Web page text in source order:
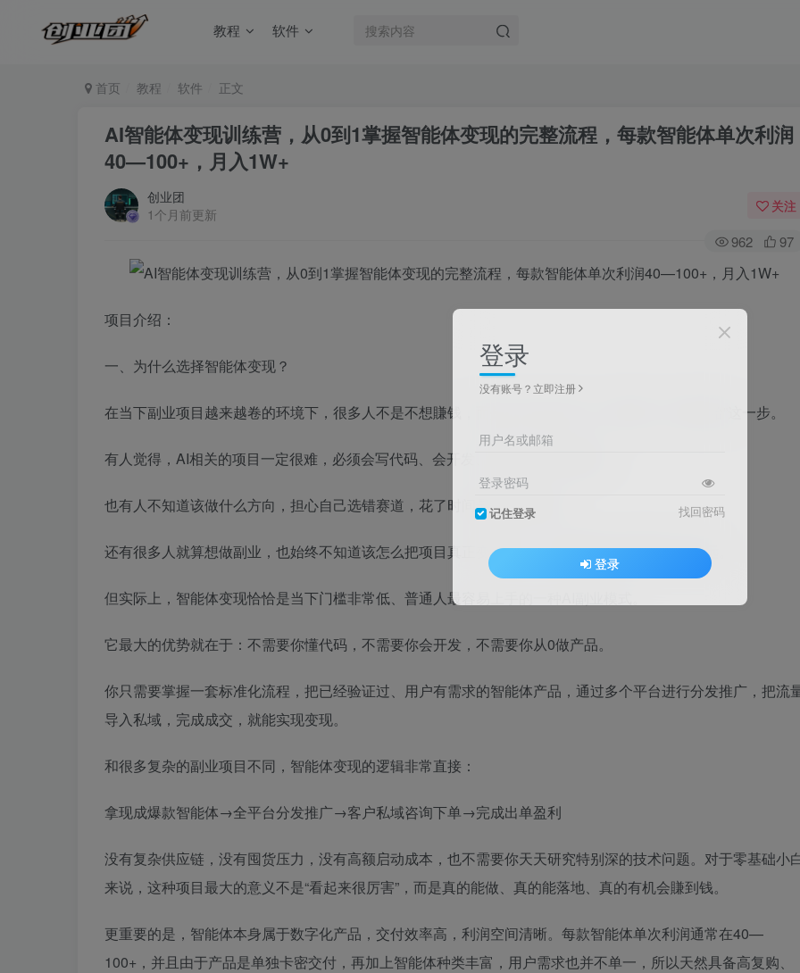
教程 软件
首页 教程 软件 正文
AI智能体变现训练营，从0到1掌握智能体变现的完整流程，每款智能体单次利润
40—100+，月入1W+
创业团
1个月前更新
关注
962 97
项目介绍：
一、为什么选择智能体变现？
在当下副业项目越来越卷的环境下，很多人不是不想賺钱，而是一直卡在“不会、看不懂、不敢开始”这一步。
有人觉得，AI相关的项目一定很难，必须会写代码、会开发、懂技术才有资格做；
也有人不知道该做什么方向，担心自己选错赛道，花了时间最后没有结果；
还有很多人就算想做副业，也始终不知道该怎么把项目真正变成收入，觉得賺钱这件事离自己很远。
但实际上，智能体变现恰恰是当下门槛非常低、普通人最容易上手的一种AI副业模式。
它最大的优势就在于：不需要你懂代码，不需要你会开发，不需要你从0做产品。
你只需要掌握一套标准化流程，把已经验证过、用户有需求的智能体产品，通过多个平台进行分发推广，把流
导入私域，完成成交，就能实现变现。
和很多复杂的副业项目不同，智能体变现的逻辑非常直接：
拿现成爆款智能体→全平台分发推广→客户私域咨询下单→完成出单盈利
没有复杂供应链，没有囤货压力，没有高额启动成本，也不需要你天天研究特别深的技术问题。对于零基础小
来说，这种项目最大的意义不是“看起来很厉害”，而是真的能做、真的能落地、真的有机会賺到钱。
更重要的是，智能体本身属于数字化产品，交付效率高，利润空间清晰。每款智能体单次利润通常在40—
100+，并且由于产品是单独卡密交付，再加上智能体种类丰富，用户需求也并不单一，所以天然具备高复购、
登录
没有账号？立即注册
用户名或邮箱
登录密码
记住登录 找回密码
登录